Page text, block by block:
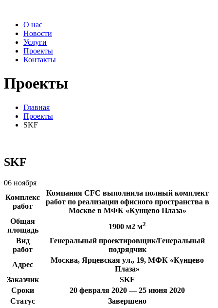
О нас
Новости
Услуги
Проекты
Контакты
Проекты
Главная
Проекты
SKF
SKF
06 ноября
Комплекс
работ
Компания CFC выполнила полный комплект
работ по реализации офисного пространства в
Москве в МФК «Кунцево Плаза»
Общая
площадь
1900 м2 м2
Вид
работ
Генеральный проектировщик/Генеральный
подрядчик
Адрес
Москва, Ярцевская ул., 19, МФК «Кунцево
Плаза»
Заказчик
SKF
Сроки
20 февраля 2020 — 25 июня 2020
Статус
Завершено